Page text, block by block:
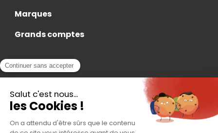
Marques
Grands comptes
Actualités
Contact